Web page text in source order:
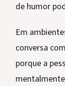
de humor
Em
conversa
porque a